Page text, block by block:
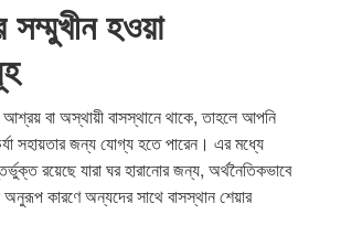
সম্মুখীন হওয়া
আশ্রয় বা অস্থায়ী বাসস্থানে থাকে, তাহলে আপনি
সহায়তার জন্য যোগ্য হতে পারেন। এর মধ্যে
রয়েছে যারা ঘর হারানোর জন্য, অর্থনৈতিকভাবে
অনুরূপ কারণে অন্যদের সাথে বাসস্থান শেয়ার